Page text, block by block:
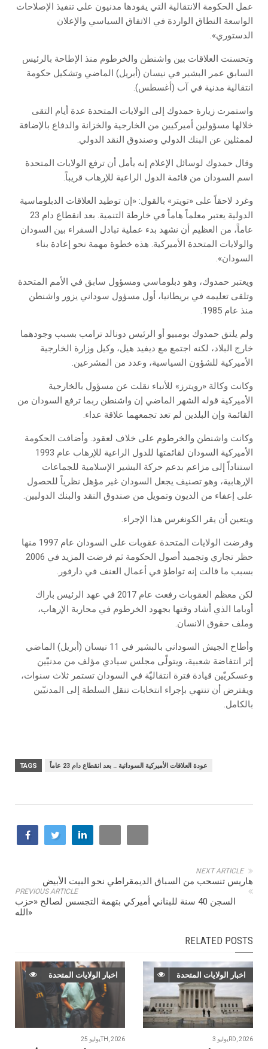
عمل الحكومة الانتقالية التي يقودها مدنيون على تنفيذ الإصلاحات
الواسعة النطاق الواردة في الاتفاق السياسي والإعلان
الدستوري».
وتحسنت العلاقات بين واشنطن والخرطوم منذ الإطاحة بالرئيس
السابق عمر البشير في نيسان (أبريل) الماضي وتشكيل حكومة
انتقالية مدنية في آب (أغسطس).
واستمرت زيارة حمدوك إلى الولايات المتحدة عدة أيام التقى
خلالها مسؤولين أميركيين من الخارجية والخزانة والدفاع بالإضافة
لممثلين عن البنك الدولي وصندوق النقد الدولي.
وقال حمدوك لوسائل الإعلام إنه يأمل أن ترفع الولايات المتحدة
اسم السودان من قائمة الدول الراعية للإرهاب قريباً.
وغرد لاحقاً على «تويتر» بالقول: «إن توطيد العلاقات الدبلوماسية
الدولية يعتبر معلماً هاماً في خارطة التنمية. بعد انقطاع دام 23
عاماً، من العظيم أن نشهد بدء عملية تبادل السفراء بين السودان
والولايات المتحدة الأميركية. هذه خطوة مهمة نحو إعادة بناء
السودان».
ويعتبر حمدوك، وهو دبلوماسي ومسؤول سابق في الأمم المتحدة
وتلقى تعليمه في بريطانيا، أول مسؤول سوداني يزور واشنطن
منذ عام 1985.
ولم يلتق حمدوك بومبيو أو الرئيس دونالد ترامب بسبب وجودهما
خارج البلاد، لكنه اجتمع مع ديفيد هيل، وكيل وزارة الخارجية
الأميركية للشؤون السياسية، وعدد من المشرعين.
وكانت وكالة «رويترز» للأنباء نقلت عن مسؤول بالخارجية
الأميركية قوله الشهر الماضي إن واشنطن ربما ترفع السودان من
القائمة وإن البلدين لم تعد تجمعهما علاقة عداء.
وكانت واشنطن والخرطوم على خلاف لعقود. وأضافت الحكومة
الأميركية السودان لقائمتها للدول الراعية للإرهاب عام 1993
استناداً إلى مزاعم بدعم حركة البشير الإسلامية للجماعات
الإرهابية، وهو تصنيف يجعل السودان غير مؤهل نظرياً للحصول
على إعفاء من الديون وتمويل من صندوق النقد والبنك الدوليين.
ويتعين أن يقر الكونغرس هذا الإجراء.
وفرضت الولايات المتحدة عقوبات على السودان عام 1997 منها
حظر تجاري وتجميد أصول الحكومة ثم فرضت المزيد في 2006
بسبب ما قالت إنه تواطؤ في أعمال العنف في دارفور.
لكن معظم العقوبات رفعت عام 2017 في عهد الرئيس باراك
أوباما الذي أشاد وقتها بجهود الخرطوم في محاربة الإرهاب،
وملف حقوق الانسان.
وأطاح الجيش السوداني بالبشير في 11 نيسان (أبريل) الماضي
إثر انتفاضة شعبية، ويتولّى مجلس سيادي مؤلف من مدنيّين
وعسكريّين قيادة فترة انتقاليّة في السودان تستمر ثلاث سنوات،
ويفترض أن تنتهي بإجراء انتخابات تنقل السلطة إلى المدنيّين
بالكامل.
TAGS عودة العلاقات الأميركية السودانية .. بعد انقطاع دام 23 عاماً
NEXT ARTICLE
هاريس تنسحب من السباق الديمقراطي نحو البيت الأبيض
PREVIOUS ARTICLE
السجن 40 سنة للبناني أميركي بتهمة التجسس لصالح «حزب
الله»
RELATED POSTS
اخبار الولايات المتحدة
يوليو 25TH, 2026
اخبار الولايات المتحدة
يوليو 3RD, 2026